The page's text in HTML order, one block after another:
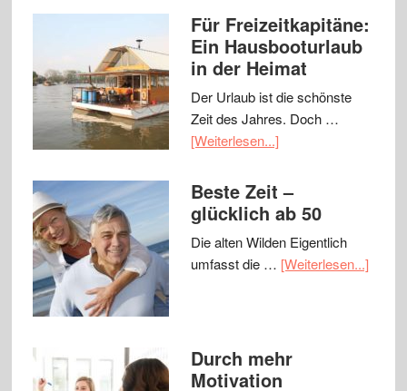
Für Freizeitkapitäne:
Ein Hausbooturlaub
in der Heimat
Der Urlaub ist die schönste
Zeit des Jahres. Doch …
[Weiterlesen...]
Beste Zeit –
glücklich ab 50
Die alten Wilden Eigentlich
umfasst die … [Weiterlesen...]
Durch mehr
Motivation